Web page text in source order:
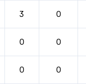
3 0
0 0
0 0